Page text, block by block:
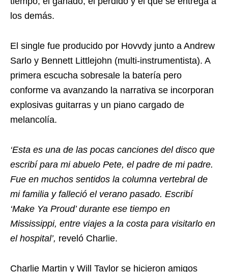
los demás.
El single fue producido por Hovvdy junto a Andrew
Sarlo y Bennett Littlejohn (multi-instrumentista). A
primera escucha sobresale la batería pero
conforme va avanzando la narrativa se incorporan
explosivas guitarras y un piano cargado de
melancolía.
‘Esta es una de las pocas canciones del disco que
escribí para mi abuelo Pete, el padre de mi padre.
Fue en muchos sentidos la columna vertebral de
mi familia y falleció el verano pasado. Escribí
‘Make Ya Proud’ durante ese tiempo en
Mississippi, entre viajes a la costa para visitarlo en
el hospital’, reveló Charlie.
Charlie Martin y Will Taylor se hicieron amigos